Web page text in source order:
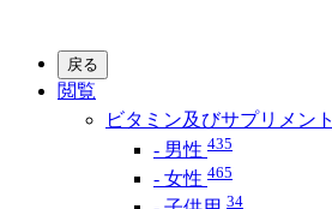
戻る
閲覧
ビタミン及びサプリメント
- 男性 435
- 女性 465
34